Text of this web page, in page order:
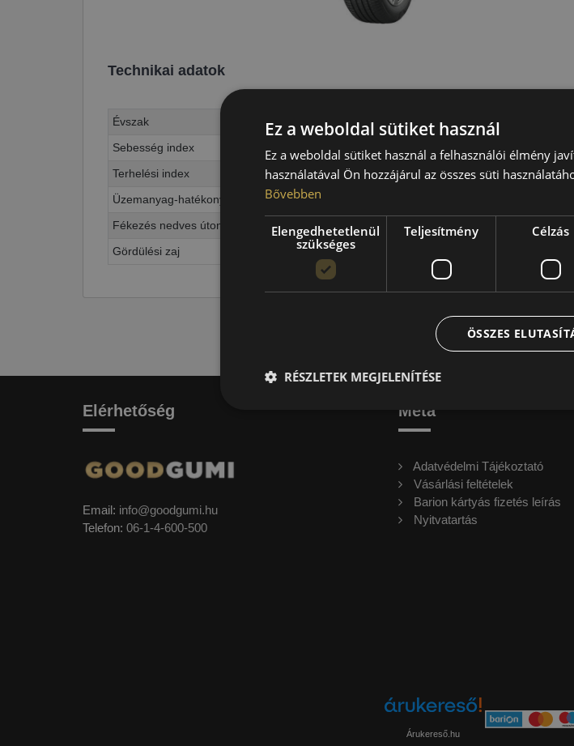
Technikai adatok
Évszak
Nyári
Sebesség index
W=270 km/h
Terhelési index
103=875kg
Üzemanyag-hatékonyság
Fékezés nedves úton
Gördülési zaj
Elérhetőség
Email: info@goodgumi.hu
Telefon: 06-1-4-600-500
Meta
Adatvédelmi Tájékoztató
Vásárlási feltételek
Barion kártyás fizetés leírás
Nyitvatartás
Árukereső.hu
Ez a weboldal sütiket használ
Ez a weboldal sütiket használ a felhasználói élmény
használatával Ön hozzájárul az összes süti
Bővebben
Elengedhetetlenül
szükséges
Teljesítmény Célzás
ÖSSZES
RÉSZLETEK MEGJELENÍTÉSE